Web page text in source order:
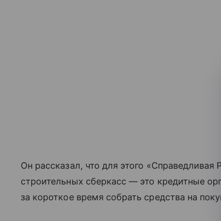
Он рассказал, что для этого «Справедливая
строительных сберкасс — это кредитные
за короткое время собрать средства на